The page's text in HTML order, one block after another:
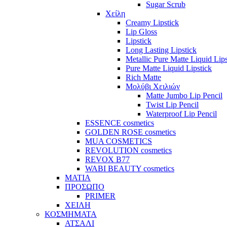
Sugar Scrub
Χείλη
Creamy Lipstick
Lip Gloss
Lipstick
Long Lasting Lipstick
Metallic Pure Matte Liquid
Pure Matte Liquid Lipstick
Rich Matte
Μολύβι Χειλιών
Matte Jumbo Lip Pencil
Twist Lip Pencil
Waterproof Lip Pencil
ESSENCE cosmetics
GOLDEN ROSE cosmetics
MUA COSMETICS
REVOLUTION cosmetics
REVOX B77
WABI BEAUTY cosmetics
ΜΑΤΙΑ
ΠΡΟΣΩΠΟ
PRIMER
ΧΕΙΛΗ
ΚΟΣΜΗΜΑΤΑ
ΑΤΣΑΛΙ